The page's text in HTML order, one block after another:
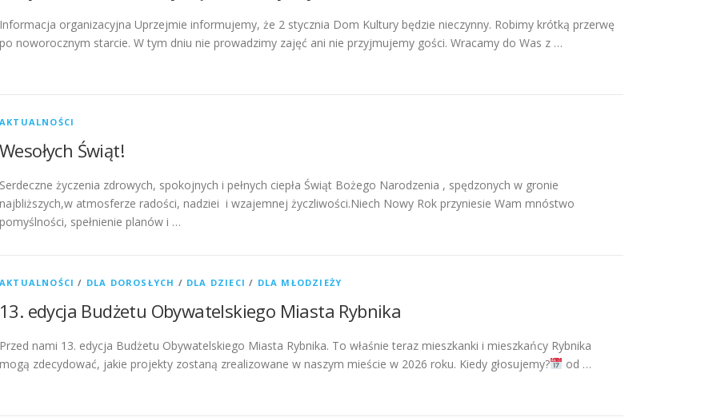
Informacja organizacyjna Uprzejmie informujemy, że 2 stycznia Dom Kultury będzie nieczynny. Robimy krótką przerwę
po noworocznym starcie. W tym dniu nie prowadzimy zajęć ani nie przyjmujemy gości. Wracamy do Was z …
AKTUALNOŚCI
Wesołych Świąt!
Serdeczne życzenia zdrowych, spokojnych i pełnych ciepła Świąt Bożego Narodzenia , spędzonych w gronie
najbliższych,w atmosferze radości, nadziei i wzajemnej życzliwości.Niech Nowy Rok przyniesie Wam mnóstwo
pomyślności, spełnienie planów i …
AKTUALNOŚCI / DLA DOROSŁYCH / DLA DZIECI / DLA MŁODZIEŻY
13. edycja Budżetu Obywatelskiego Miasta Rybnika
Przed nami 13. edycja Budżetu Obywatelskiego Miasta Rybnika. To właśnie teraz mieszkanki i mieszkańcy Rybnika
mogą zdecydować, jakie projekty zostaną zrealizowane w naszym mieście w 2026 roku. Kiedy głosujemy?
od …